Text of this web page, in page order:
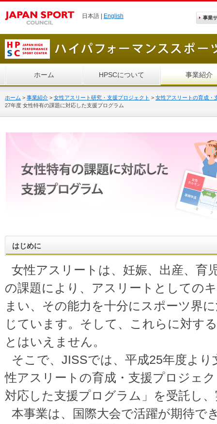
日本語 | English 事業
ホーム HPSCについて 事業紹介
ホーム > 事業紹介 > 女性アスリート研究・支援プロジェクト > 女性アスリートの育成・
27年度 女性特有の課題に対応した支援プログラム
はじめに
女性アスリートは、妊娠、出産、育
の課題により、アスリートとしての
まい、その能力を十分にスポーツ界
じています。そして、これらに対す
とはいえません。
そこで、JISSでは、平成25年度より
性アスリートの育成・支援プロジェ
対応した支援プログラム」を受託し
本事業は、国際大会で活躍が期待で